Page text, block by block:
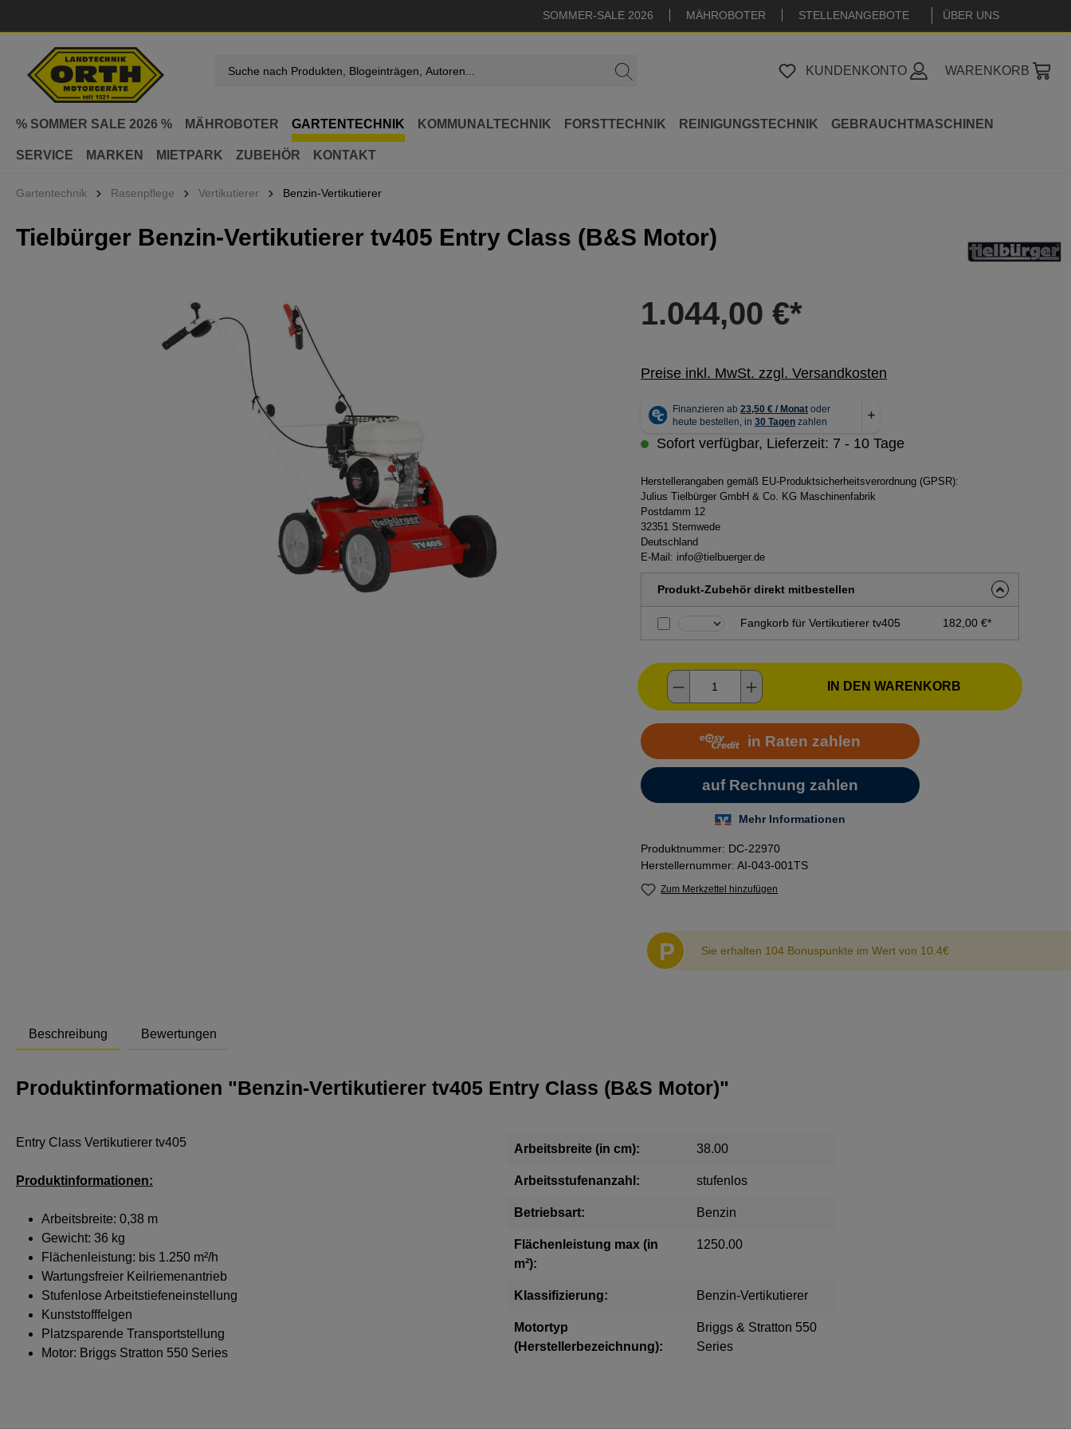
SOMMER-SALE 2026 MÄHROBOTER STELLENANGEBOTE ÜBER UNS
KUNDENKONTO WARENKORB
% SOMMER SALE 2026 % MÄHROBOTER GARTENTECHNIK KOMMUNALTECHNIK FORSTTECHNIK REINIGUNGSTECHNIK GEBRAUCHTMASCHINEN
SERVICE MARKEN MIETPARK ZUBEHÖR KONTAKT
Gartentechnik Rasenpflege Vertikutierer Benzin-Vertikutierer
Tielbürger Benzin-Vertikutierer tv405 Entry Class (B&S Motor)
1.044,00 €*
Preise inkl. MwSt. zzgl. Versandkosten
Sofort verfügbar, Lieferzeit: 7 - 10 Tage
Herstellerangaben gemäß EU-Produktsicherheitsverordnung (GPSR):
Julius Tielbürger GmbH & Co. KG Maschinenfabrik
Postdamm 12
32351 Stemwede
Deutschland
E-Mail: info@tielbuerger.de
Produkt-Zubehör direkt mitbestellen
Fangkorb für Vertikutierer tv405 182,00 €*
Produkt Anzahl: Gib den gewünschten Wert
IN DEN WARENKORB
Produktnummer: DC-22970
Herstellernummer: AI-043-001TS
Zum Merkzettel hinzufügen
P Sie erhalten 104 Bonuspunkte im Wert von 10.4€
Beschreibung Bewertungen
Produktinformationen "Benzin-Vertikutierer tv405 Entry Class (B&S Motor)"
Entry Class Vertikutierer tv405
Produktinformationen:
Arbeitsbreite: 0,38 m
Gewicht: 36 kg
Flächenleistung: bis 1.250 m²/h
Wartungsfreier Keilriemenantrieb
Stufenlose Arbeitstiefeneinstellung
Kunststofffelgen
Platzsparende Transportstellung
Motor: Briggs Stratton 550 Series
Arbeitsbreite (in cm): 38.00
Arbeitsstufenanzahl: stufenlos
Betriebsart: Benzin
Flächenleistung max (in
m²):
1250.00
Klassifizierung: Benzin-Vertikutierer
Motortyp
(Herstellerbezeichnung):
Briggs & Stratton 550
Series